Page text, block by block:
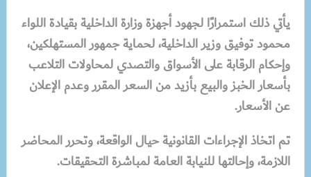
يأتي ذلك استمرارًا لجهود أجهزة وزارة الداخلية بقيادة اللواء
محمود توفيق وزير الداخلية، لحماية جمهور المستهلكين،
وإحكام الرقابة على الأسواق والتصدي لمحاولات التلاعب
بأسعار الخبز والبيع بأزيد من السعر المقرر وعدم الإعلان
عن الأسعار.
تم اتخاذ الإجراءات القانونية حيال الواقعة، وتحرر المحاضر
اللازمة، وإحالتها للنيابة العامة لمباشرة التحقيقات.